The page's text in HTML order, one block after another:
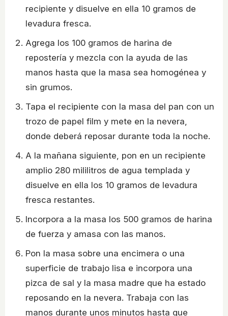
recipiente y disuelve en ella 10 gramos de
levadura fresca.
Agrega los 100 gramos de harina de
repostería y mezcla con la ayuda de las
manos hasta que la masa sea homogénea y
sin grumos.
Tapa el recipiente con la masa del pan con un
trozo de papel film y mete en la nevera,
donde deberá reposar durante toda la noche.
A la mañana siguiente, pon en un recipiente
amplio 280 mililitros de agua templada y
disuelve en ella los 10 gramos de levadura
fresca restantes.
Incorpora a la masa los 500 gramos de harina
de fuerza y amasa con las manos.
Pon la masa sobre una encimera o una
superficie de trabajo lisa e incorpora una
pizca de sal y la masa madre que ha estado
reposando en la nevera. Trabaja con las
manos durante unos minutos hasta que